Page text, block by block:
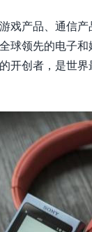
戏产品、通信
球领先的电子
开创者，是世